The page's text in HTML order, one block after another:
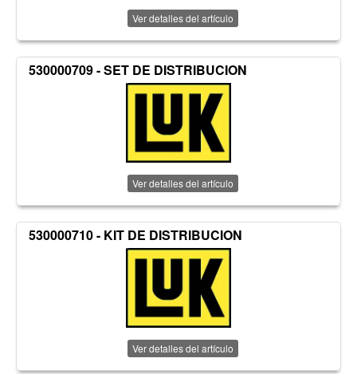
Ver detalles del artículo
530000709 - SET DE DISTRIBUCION
Ver detalles del artículo
530000710 - KIT DE DISTRIBUCION
Ver detalles del artículo